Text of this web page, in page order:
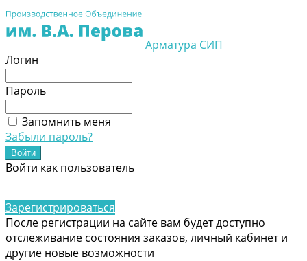
Арматура СИП
Логин
Пароль
Запомнить меня
Забыли пароль?
Войти как пользователь
Зарегистрироваться
После регистрации на сайте вам будет доступно
отслеживание состояния заказов, личный кабинет и
другие новые возможности